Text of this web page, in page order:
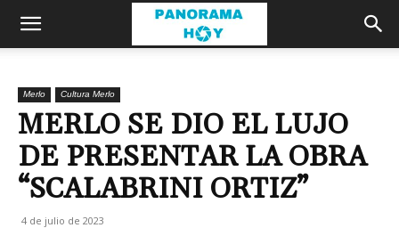
Merlo Cultura Merlo
MERLO SE DIO EL LUJO
DE PRESENTAR LA OBRA
“SCALABRINI ORTIZ”
4 de julio de 2023